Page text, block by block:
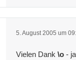
5. August 2005 um
Vielen Dank \o -